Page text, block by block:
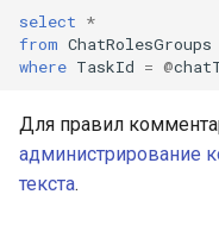
select *
from ChatRolesGroups
where TaskId = @
Для правил
администрирование
текста.